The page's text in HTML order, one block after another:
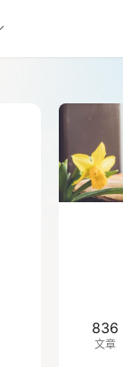
836
文章